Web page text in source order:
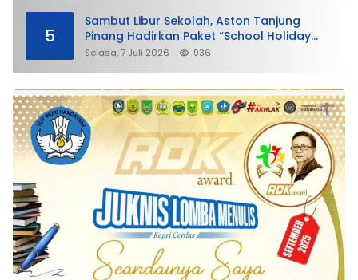
5
Sambut Libur Sekolah, Aston Tanjung
Pinang Hadirkan Paket “School Holiday
Getaway”
Selasa, 7 Juli 2026 936